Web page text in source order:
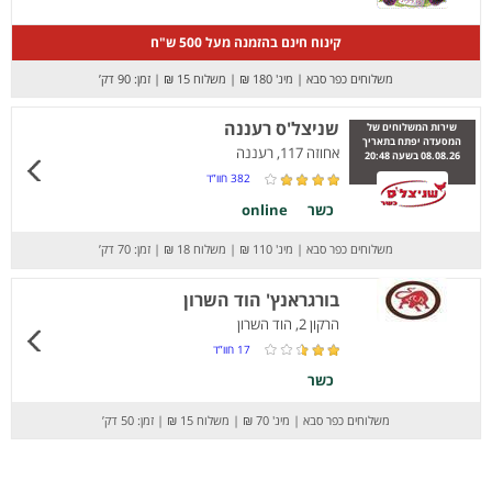
קינוח חינם בהזמנה מעל 500 ש"ח
משלוחים כפר סבא | מינ' 180 ₪ | משלוח 15 ₪ | זמן: 90 דק’
שירות המשלוחים של
המסעדה יפתח בתאריך
08.08.26 בשעה 20:48
שניצל'ס רעננה
אחוזה 117, רעננה
382 חוו”ד
כשר online
משלוחים כפר סבא | מינ' 110 ₪ | משלוח 18 ₪ | זמן: 70 דק’
בורגראנץ' הוד השרון
הרקון 2, הוד השרון
17 חוו”ד
כשר
משלוחים כפר סבא | מינ' 70 ₪ | משלוח 15 ₪ | זמן: 50 דק’